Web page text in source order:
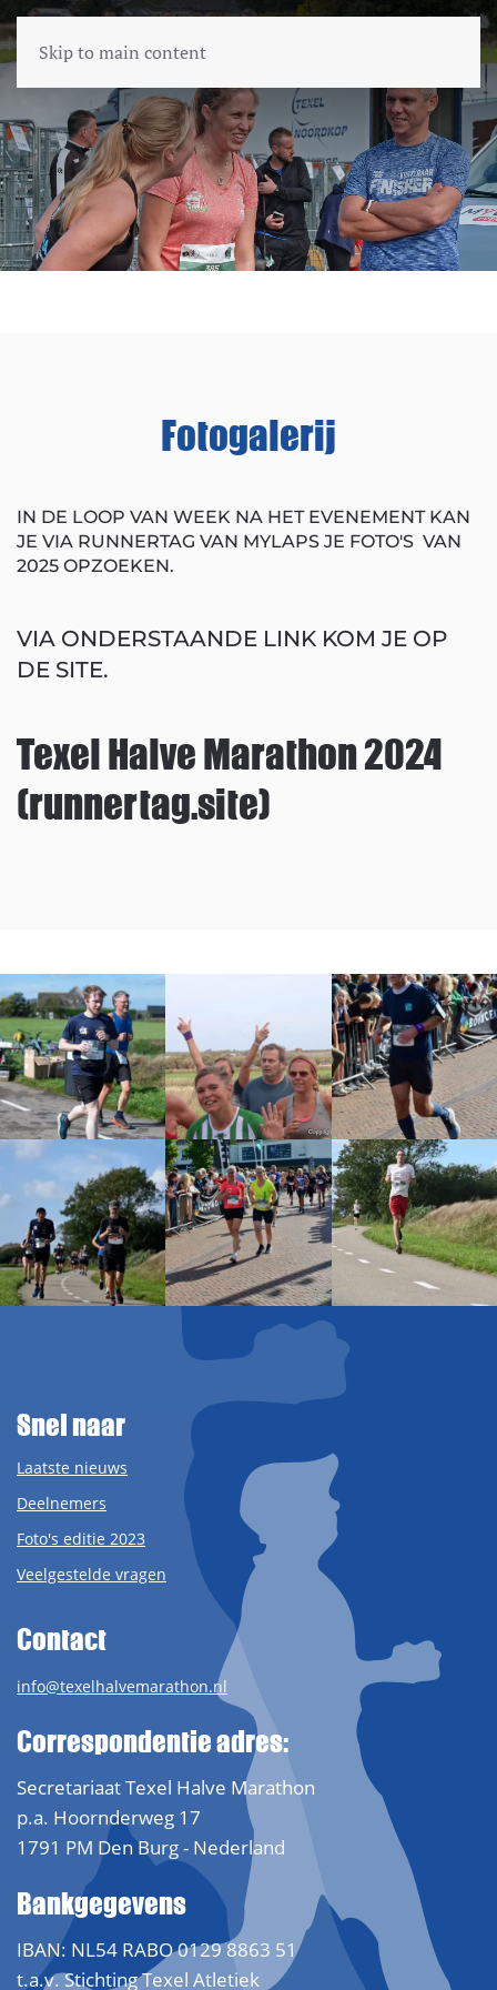
Skip to main content
Fotogalerij
IN DE LOOP VAN WEEK NA HET EVENEMENT KAN
JE VIA RUNNERTAG VAN MYLAPS JE FOTO'S VAN
2025 OPZOEKEN.
VIA ONDERSTAANDE LINK KOM JE OP
DE SITE.
Texel Halve Marathon 2024
(runnertag.site)
Snel naar
Laatste nieuws
Deelnemers
Foto's editie 2023
Veelgestelde vragen
Contact
info@texelhalvemarathon.nl
Correspondentie adres:
Secretariaat Texel Halve Marathon
p.a. Hoornderweg 17
1791 PM Den Burg - Nederland
Bankgegevens
IBAN: NL54 RABO 0129 8863 51
t.a.v. Stichting Texel Atletiek